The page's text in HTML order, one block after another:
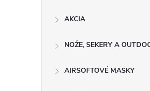
AKCIA
NOŽE, SEKERY A
AIRSOFTOVÉ MASKY